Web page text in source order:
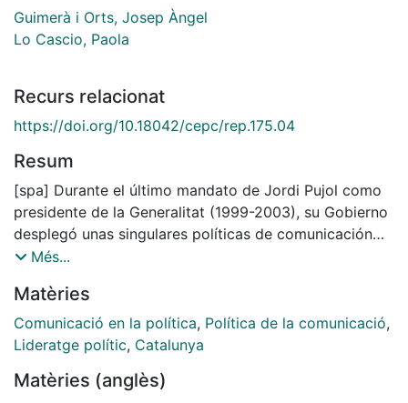
Guimerà i Orts, Josep Àngel
Lo Cascio, Paola
Recurs relacionat
https://doi.org/10.18042/cepc/rep.175.04
Resum
[spa] Durante el último mandato de Jordi Pujol como
presidente de la Generalitat (1999-2003), su Gobierno
desplegó unas singulares políticas de comunicación
marcadas por dos factores: la necesidad de
las urgencias en comunicación política de una CiU en
claro declive e inmersa en el proceso de sucesión de
su fundador y presidente. Este artículo lleva a cabo un
analizado y pone de manifiesto la estrecha relación de
Més...
Matèries
Comunicació en la política, Política de la comunicació,
Lideratge polític, Catalunya
Matèries (anglès)